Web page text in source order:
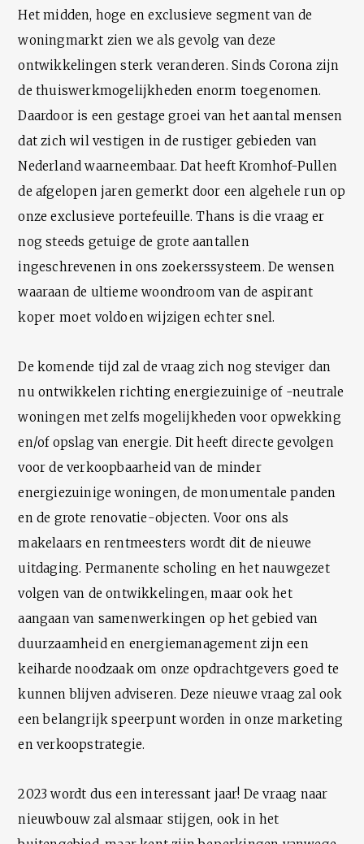
Het midden, hoge en exclusieve segment van de
woningmarkt zien we als gevolg van deze
ontwikkelingen sterk veranderen. Sinds Corona zijn
de thuiswerkmogelijkheden enorm toegenomen.
Daardoor is een gestage groei van het aantal mensen
dat zich wil vestigen in de rustiger gebieden van
Nederland waarneembaar. Dat heeft Kromhof-Pullen
de afgelopen jaren gemerkt door een algehele run op
onze exclusieve portefeuille. Thans is die vraag er
nog steeds getuige de grote aantallen
ingeschrevenen in ons zoekerssysteem. De wensen
waaraan de ultieme woondroom van de aspirant
koper moet voldoen wijzigen echter snel.
De komende tijd zal de vraag zich nog steviger dan
nu ontwikkelen richting energiezuinige of -neutrale
woningen met zelfs mogelijkheden voor opwekking
en/of opslag van energie. Dit heeft directe gevolgen
voor de verkoopbaarheid van de minder
energiezuinige woningen, de monumentale panden
en de grote renovatie-objecten. Voor ons als
makelaars en rentmeesters wordt dit de nieuwe
uitdaging. Permanente scholing en het nauwgezet
volgen van de ontwikkelingen, maar ook het
aangaan van samenwerkingen op het gebied van
duurzaamheid en energiemanagement zijn een
keiharde noodzaak om onze opdrachtgevers goed te
kunnen blijven adviseren. Deze nieuwe vraag zal ook
een belangrijk speerpunt worden in onze marketing
en verkoopstrategie.
2023 wordt dus een interessant jaar! De vraag naar
nieuwbouw zal alsmaar stijgen, ook in het